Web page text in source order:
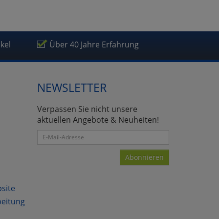
Über 40 Jahre Erfahrung
NEWSLETTER
Verpassen Sie nicht unsere
aktuellen Angebote & Neuheiten!
Abonnieren